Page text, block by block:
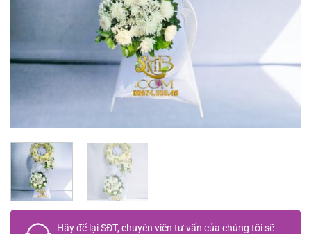
Hãy để lạiSĐT, chuyên viên tư vấn của chúng tôi sẽ